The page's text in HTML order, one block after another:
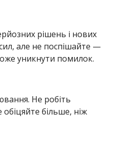
рішень і нових
але не поспішайте —
уникнути помилок.
Не робіть
обіцяйте більше, ніж